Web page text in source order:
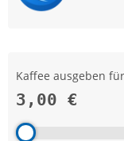
Kaffee ausgeben
3,00 €